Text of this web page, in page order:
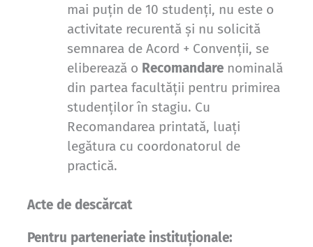
mai puțin de 10 studenți, nu este o
activitate recurentă și nu solicită
semnarea de Acord + Convenții, se
eliberează o Recomandarenominală
din partea facultății pentru primirea
studenților în stagiu. Cu
Recomandarea printată, luați
legătura cu coordonatorul de
practică.
Acte de descărcat
Pentru parteneriate instituționale: